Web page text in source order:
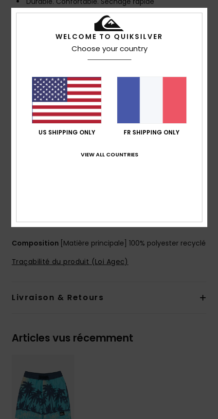
Made Better
Fabriqué avec 45 % de fibres de polyester recyclées
provenant de déchets textiles et 45 % de bouteilles en
Traitement déperlant durable sans PFC
Matière :Tissu Everyday, polyester recyclé [125
g/m2]
CARACTÉRISTIQUES
Coupe :coupe droite sur la jambe
Style intemporel
Braguette :non
Porte-clés élastique dans la poche
Composition [Matière principale] 100% polyester recyclé
Traçabilité du produit (Loi Agec)
Livraison & Retours
Articles vus récemment
WELCOME TO QUIKSILVER
Choose your country
US SHIPPING ONLY FR SHIPPING ONLY
VIEW ALL COUNTRIES